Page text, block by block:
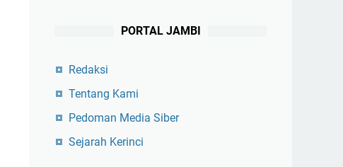
PORTAL JAMBI
Redaksi
Tentang Kami
Pedoman Media Siber
Sejarah Kerinci